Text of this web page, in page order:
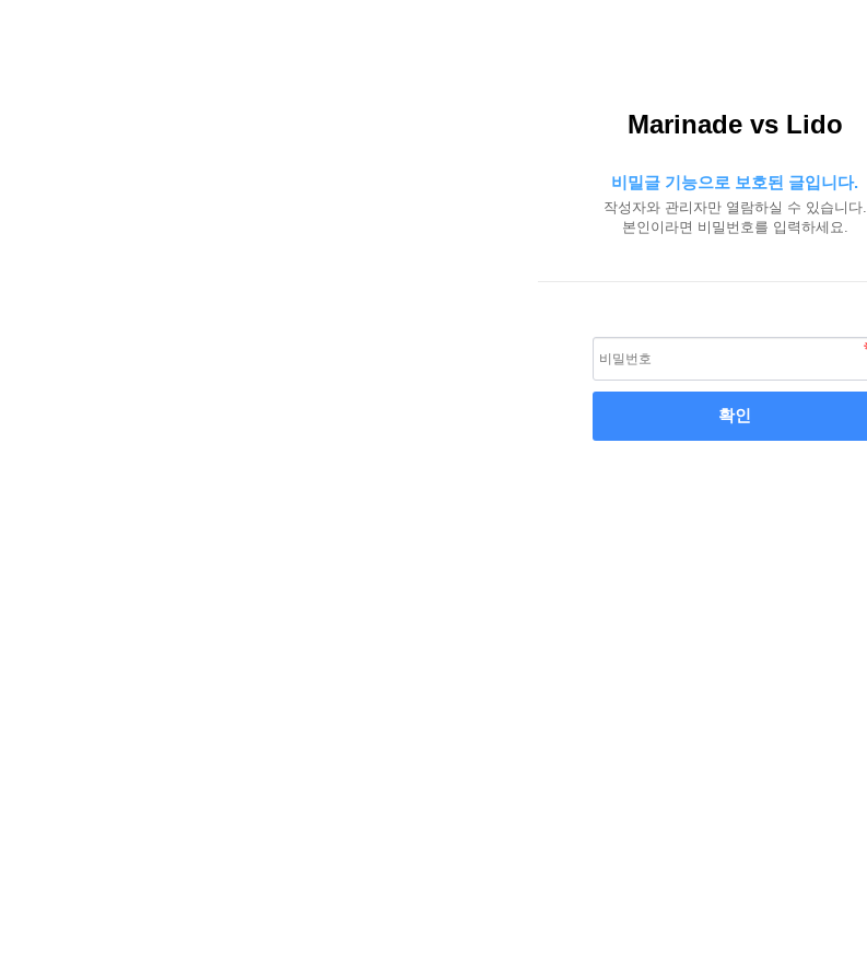
Marinade vs Lido
비밀글 기능으로 보호된 글입니다.
작성자와 관리자만 열람하실 수 있습니다.
본인이라면 비밀번호를 입력하세요.